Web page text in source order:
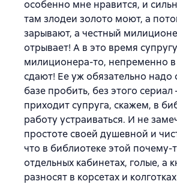
особенно мне нравится, и
там злодеи золото моют, а
зарывают, а честный
отрывает! А в это время
милиционера-то, непременно
сдают! Ее уж обязательно надо
базе пробить, без этого сериал
приходит супруга, скажем, в
работу устраиваться. И не
простоте своей душевной и
что в библиотеке этой почему-
отдельных кабинетах, голые, а
разносят в корсетах и